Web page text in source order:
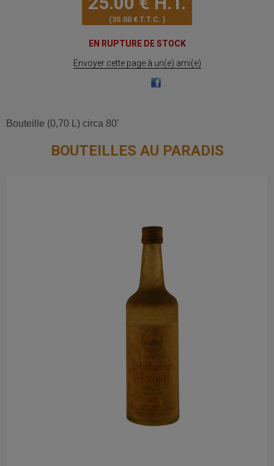
30.00 € T.T.C.
EN RUPTURE DE STOCK
Envoyer cette page à un(e) ami(e)
Bouteille (0,70 L) circa 80'
BOUTEILLES AU PARADIS